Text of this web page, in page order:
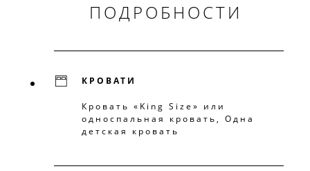
ПОДРОБНОСТИ
КРОВАТИ
Кровать «King Size» или
односпальная кровать, Одна
детская кровать